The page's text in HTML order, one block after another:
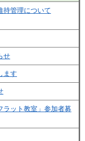
持管理について
せ
ます
ラット教室」参加者募